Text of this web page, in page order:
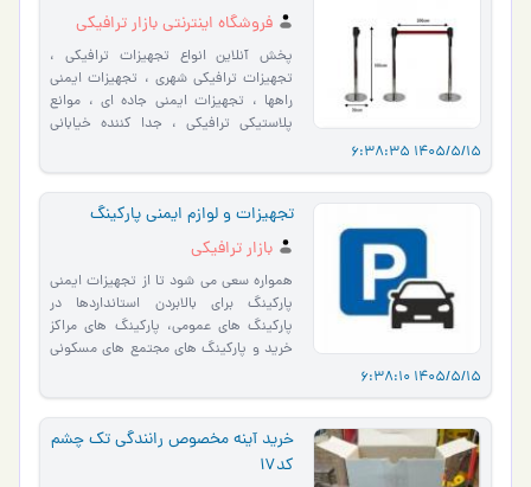
1405/5/15 6:38:35
فروشگاه اینترنتی بازار ترافیکی
پخش آنلاین انواع تجهیزات ترافیکی ،
تجهیزات ترافیکی شهری ، تجهیزات ایمنی
راهها ، تجهیزات ایمنی جاده ای ، موانع
پلاستیکی ترافیکی ، جدا کننده خیابانی
1405/5/15 6:38:10
تجهیزات و لوازم ایمنی پارکینگ
بازار ترافیکی
همواره سعی می شود تا از تجهیزات ایمنی
پارکینگ برای بالابردن استانداردها در
پارکینگ های عمومی، پارکینگ های مراکز
خرید و پارکینگ های مجتمع های مسکونی
خرید آینه مخصوص رانندگی تک چشم
کد17